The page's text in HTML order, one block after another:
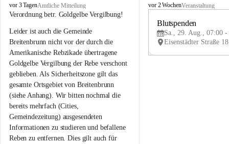
B
r
i
t
e
n
b
r
u
n
n
a
m
N
vor 3 TagenAmtliche Mitteilung
Verordnung betr. Goldgelbe Vergilbung!
Leider ist auch die Gemeinde
Breitenbrunn nicht vor der durch die
Amerikanische Rebzikade übertragene
Goldgelbe Vergilbung der Rebe verschont
geblieben. Als Sicherheitszone gilt das
gesamte Ortsgebiet von Breitenbrunn
(siehe Anhang). Wir bitten nochmal die
bereits mehrfach (Cities,
Gemeindezeitung) ausgesendeten
Informationen zu studieren und befallene
Reben zu entfernen. Dies gilt auch für
B
e
vor 2 WochenVeranstaltung
Blutspenden
Sa., 29. Aug., 07:00 -